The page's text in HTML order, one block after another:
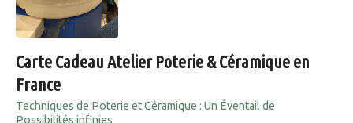
Carte Cadeau Atelier Poterie & Céramique en
France
Techniques de Poterie et Céramique : Un Éventail de
Possibilités infinies